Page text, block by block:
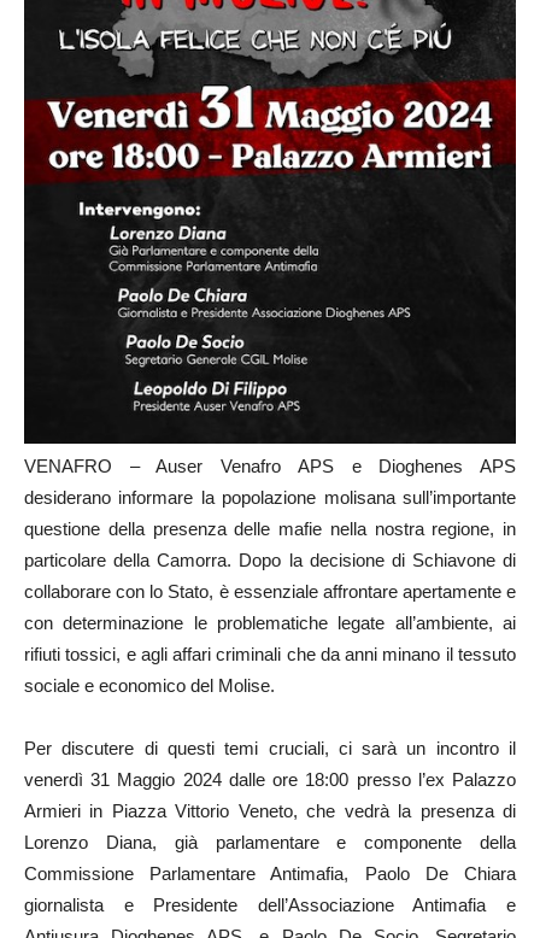
VENAFRO – Auser Venafro APS e Dioghenes APS
desiderano informare la popolazione molisana sull’importante
questione della presenza delle mafie nella nostra regione, in
particolare della Camorra. Dopo la decisione di Schiavone di
collaborare con lo Stato, è essenziale affrontare apertamente e
con determinazione le problematiche legate all’ambiente, ai
rifiuti tossici, e agli affari criminali che da anni minano il tessuto
sociale e economico del Molise.
Per discutere di questi temi cruciali, ci sarà un incontro il
venerdì 31 Maggio 2024 dalle ore 18:00 presso l’ex Palazzo
Armieri in Piazza Vittorio Veneto, che vedrà la presenza di
Lorenzo Diana, già parlamentare e componente della
Commissione Parlamentare Antimafia, Paolo De Chiara
giornalista e Presidente dell’Associazione Antimafia e